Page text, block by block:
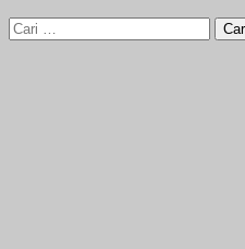
Cari
untuk: